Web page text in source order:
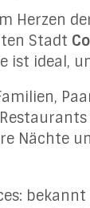
Herzen
Stadt
ist ideal,
Nächte